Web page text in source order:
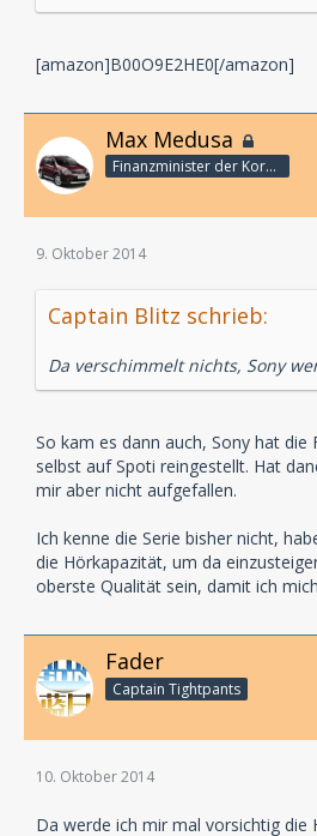
[amazon]B00O9E2HE0[/amazon]
Max Medusa
Finanzminister der Korporation
9. Oktober 2014
Captain Blitz schrieb:
Da verschimmelt nichts, Sony
So kam es dann auch, Sony hat die
selbst auf Spoti reingestellt. Hat
mir aber nicht aufgefallen.
Ich kenne die Serie bisher nicht,
die Hörkapazität, um da
oberste Qualität sein, damit ich
Fader
Captain Tightpants
10. Oktober 2014
Da werde ich mir mal vorsichtig die